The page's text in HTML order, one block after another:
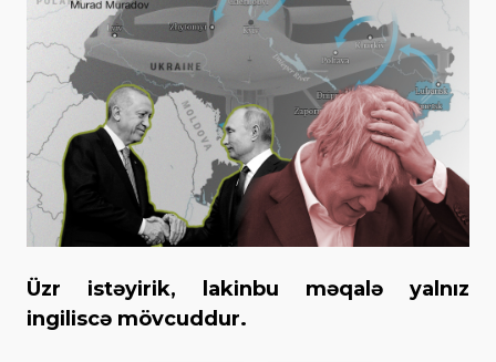
Üzr istəyirik, lakinbu məqalə yalnız
ingiliscə mövcuddur.